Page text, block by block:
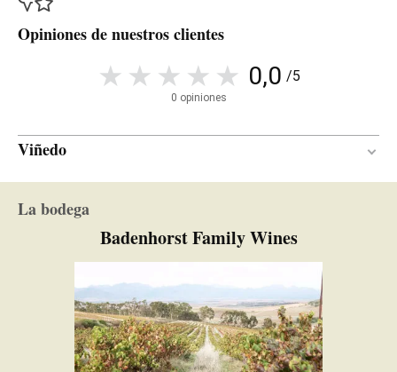
Opiniones de nuestros clientes
0,0 /5
0 opiniones
Viñedo
La bodega
Badenhorst Family Wines